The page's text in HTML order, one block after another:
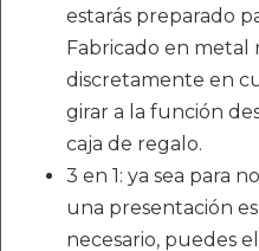
estarás preparado
Fabricado en metal
discretamente en
girar a la función
caja de regalo.
3 en 1: ya sea para
una presentación
necesario, puedes